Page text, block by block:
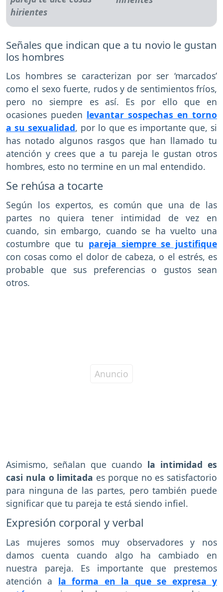
Señales que indican que a tu novio le gustan
los hombres
Los hombres se caracterizan por ser ‘marcados’
como el sexo fuerte, rudos y de sentimientos fríos,
pero no siempre es así. Es por ello que en
ocasiones pueden levantar sospechas en torno
a su sexualidad, por lo que es importante que, si
has notado algunos rasgos que han llamado tu
atención y crees que a tu pareja le gustan otros
hombres, esto no termine en un mal entendido.
Se rehúsa a tocarte
Según los expertos, es común que una de las
partes no quiera tener intimidad de vez en
cuando, sin embargo, cuando se ha vuelto una
costumbre que tu pareja siempre se justifique
con cosas como el dolor de cabeza, o el estrés, es
probable que sus preferencias o gustos sean
otros.
Asimismo, señalan que cuando la intimidad es
casi nula o limitada es porque no es satisfactorio
para ninguna de las partes, pero también puede
significar que tu pareja te está siendo infiel.
Expresión corporal y verbal
Las mujeres somos muy observadores y nos
damos cuenta cuando algo ha cambiado en
nuestra pareja. Es importante que prestemos
atención a la forma en la que se expresa y